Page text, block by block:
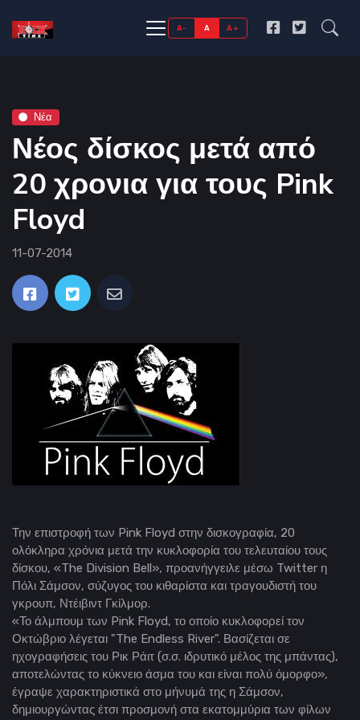
A- A A+
Νέα
Νέος δίσκος μετά από
20 χρονια για τους Pink
Floyd
11-07-2014
Την επιστροφή των Pink Floyd στην δισκογραφία, 20
ολόκληρα χρόνια μετά την κυκλοφορία του τελευταίου τους
δίσκου, «The Division Bell», προανήγγειλε μέσω Twitter η
Πόλι Σάμσον, σύζυγος του κιθαρίστα και τραγουδιστή του
γκρουπ, Ντέιβιντ Γκίλμορ.
«Το άλμπουμ των Pink Floyd, το οποίο κυκλοφορεί τον
Οκτώβριο λέγεται "The Endless River". Βασίζεται σε
ηχογραφήσεις του Ρικ Ράιτ (σ.σ. ιδρυτικό μέλος της μπάντας),
αποτελώντας το κύκνειο άσμα του και είναι πολύ όμορφο»,
έγραψε χαρακτηριστικά στο μήνυμά της η Σάμσον,
δημιουργώντας έτσι προσμονή στα εκατομμύρια των φίλων